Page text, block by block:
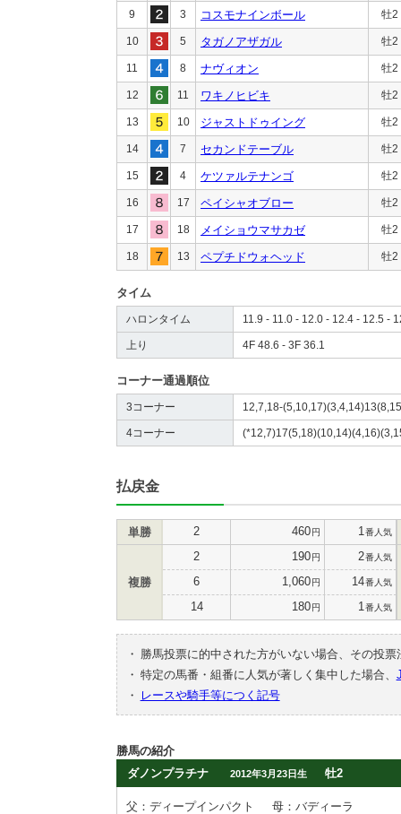
9 3 コスモナインボール 牡2
10 5 タガノアザガル 牡2
11 8 ナヴィオン 牡2
12 11 ワキノヒビキ 牡2
13 10 ジャストドゥイング 牡2
14 7 セカンドテーブル 牡2
15 4 ケツァルテナンゴ 牡2
16 17 ペイシャオブロー 牡2
17 18 メイショウマサカゼ 牡2
18 13 ペプチドウォヘッド 牡2
タイム
ハロンタイム 11.9 - 11.0 - 12.0 - 12.4 - 12.5 -
上り 4F 48.6 - 3F 36.1
コーナー通過順位
3コーナー 12,7,18-
4コーナー
払戻金
単勝 2 460円 1 番人気
複勝
2 190円 2番人気
6 1,060円 14番人気
14 180円 1 番人気
・
勝馬投票に的中された方がいない場合、その投
・ 特定の馬番・組番に人気が著しく集中した場合、
・
レースや騎手等につく記号
勝馬の紹介
ダノンプラチナ
2012年3月23日生 牡2
父：ディープインパクト
母：バディーラ